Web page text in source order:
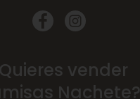
vender
Nachete?